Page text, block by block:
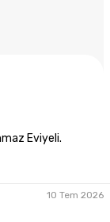
Eviyeli.
10 Tem 2026